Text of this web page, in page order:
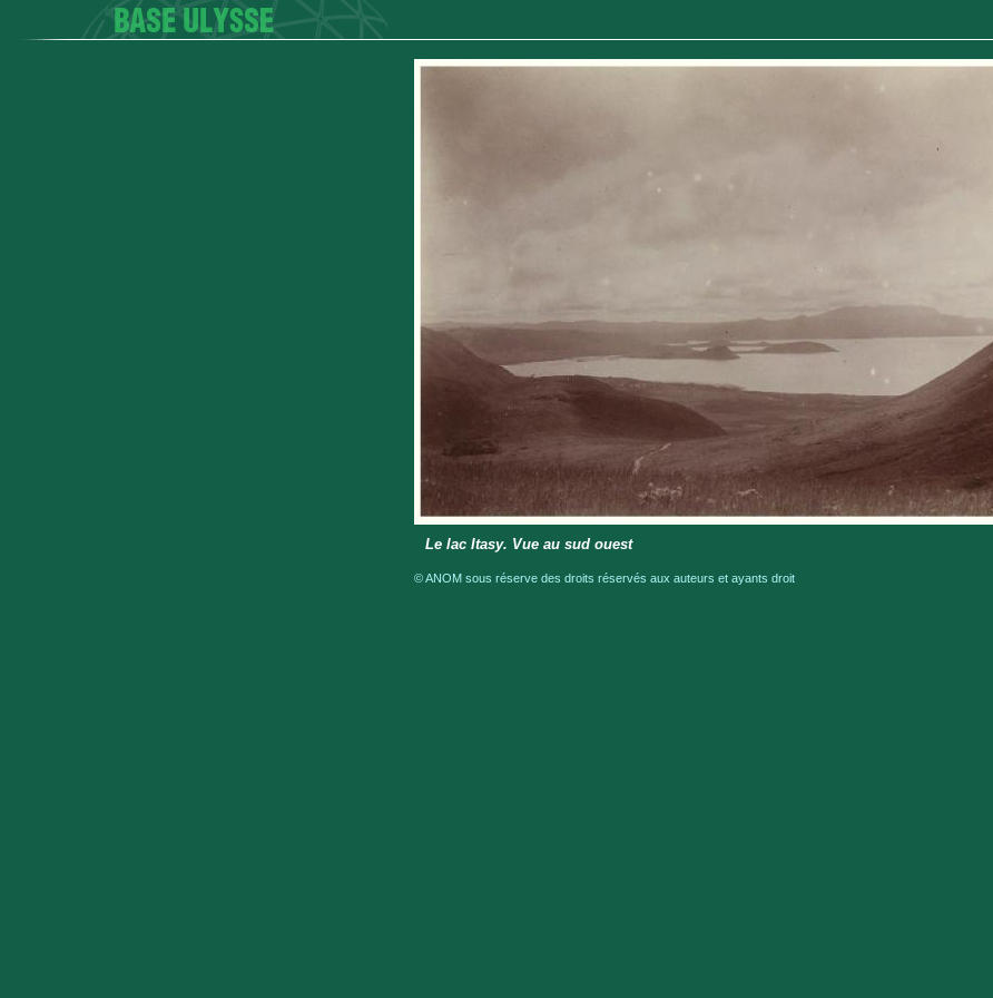
Le lac Itasy. Vue au sud ouest
© ANOM sous réserve des droits réservés aux auteurs et ayants droit